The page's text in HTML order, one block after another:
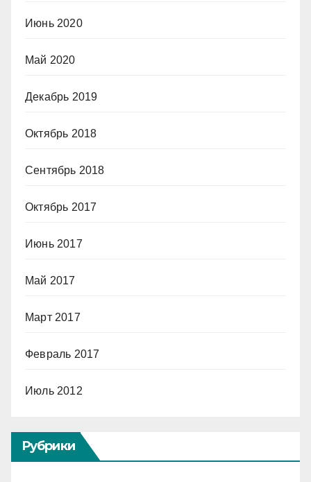
Июнь 2020
Май 2020
Декабрь 2019
Октябрь 2018
Сентябрь 2018
Октябрь 2017
Июнь 2017
Май 2017
Март 2017
Февраль 2017
Июль 2012
Рубрики